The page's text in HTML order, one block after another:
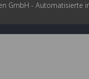
GmbH - Automatisierte